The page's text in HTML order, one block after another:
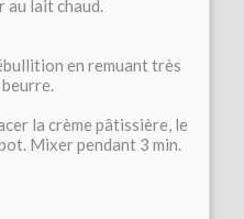
au lait chaud.
en remuant très
la crème pâtissière, le
Mixer pendant 3 min.